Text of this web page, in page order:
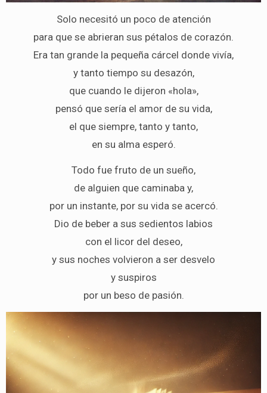
Solo necesitó un poco de atención
para que se abrieran sus pétalos de corazón.
Era tan grande la pequeña cárcel donde vivía,
y tanto tiempo su desazón,
que cuando le dijeron «hola»,
pensó que sería el amor de su vida,
el que siempre, tanto y tanto,
en su alma esperó.
Todo fue fruto de un sueño,
de alguien que caminaba y,
por un instante, por su vida se acercó.
Dio de beber a sus sedientos labios
con el licor del deseo,
y sus noches volvieron a ser desvelo
y suspiros
por un beso de pasión.